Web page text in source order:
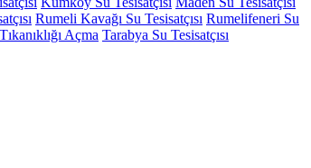
Rumeli Kavağı Su Tesisatçısı Rumelifeneri Su
Açma Tarabya Su Tesisatçısı